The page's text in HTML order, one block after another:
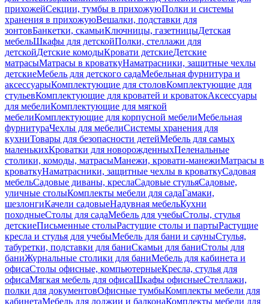
прихожейСекции, тумбы в прихожуюПолки и системы
хранения в прихожуюВешалки, подставки для
зонтовБанкетки, скамьиКлючницы, газетницыДетская
мебельШкафы для детскойПолки, стеллажи для
детскойДетские комодыКровати детскиеДетские
матрасыМатрасы в кроваткуНаматрасники, защитные чехлы
детскиеМебель для детского садаМебельная фурнитура и
аксессуарыКомплектующие для столовКомплектующие для
стульевКомплектующие для кроватей и кроватокАксессуары
для мебелиКомплектующие для мягкой
мебелиКомплектующие для корпусной мебелиМебельная
фурнитураЧехлы для мебелиСистемы хранения для
кухниТовары для безопасности детейМебель для самых
маленькихКроватки для новорожденныхПеленальные
столики, комоды, матрасыМанежи, кровати-манежиМатрасы в
кроваткуНаматрасники, защитные чехлы в кроваткуСадовая
мебельСадовые диваны, креслаСадовые стульяСадовые,
уличные столыКомплекты мебели для садаГамаки,
шезлонгиКачели садовыеНадувная мебельКухни
походныеСтолы для садаМебель для учебыСтолы, стулья
детскиеПисьменные столыРастущие столы и партыРастущие
кресла и стулья для учебыМебель для бани и сауныСтулья,
табуретки, подставки для баниСкамьи для баниСтолы для
баниЖурнальные столики для баниМебель для кабинета и
офисаСтолы офисные, компьютерныеКресла, стулья для
офисаМягкая мебель для офисаШкафы офисныеСтеллажи,
полки для документовОфисные тумбыКомплекты мебели для
кабинетаМебель для лоджии и балконаКомплекты мебели для